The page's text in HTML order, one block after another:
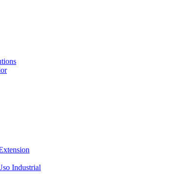
Industrial